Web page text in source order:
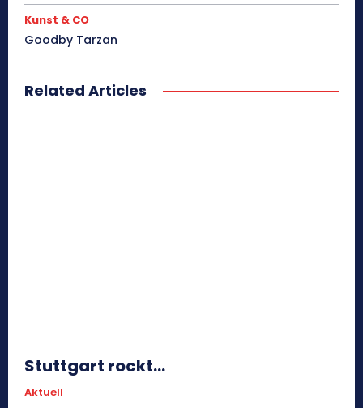
Kunst & CO
Goodby Tarzan
Related Articles
Stuttgart rockt…
Aktuell